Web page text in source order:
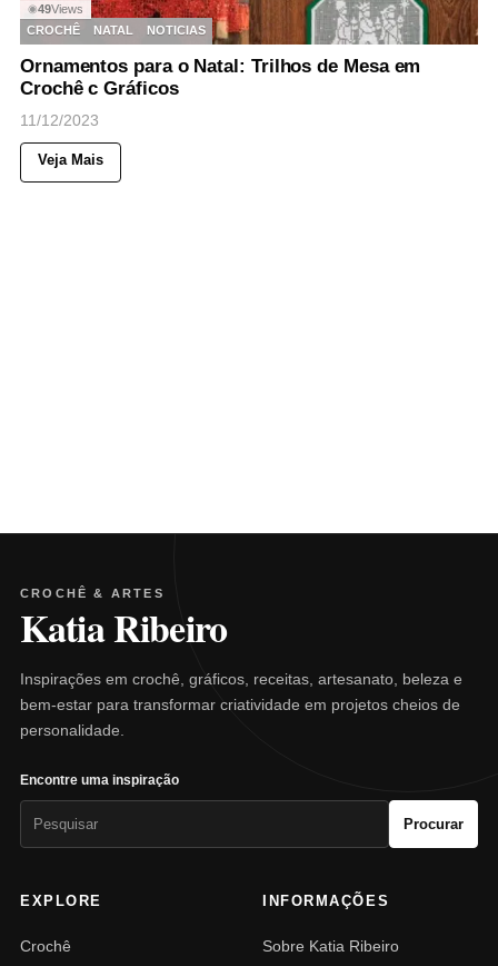
◉49Views
CROCHÊ
NATAL NOTICIAS
Ornamentos para o Natal: Trilhos de Mesa em
Crochê c Gráficos
11/12/2023
Veja Mais
CROCHÊ & ARTES
Katia Ribeiro
Inspirações em crochê, gráficos, receitas, artesanato, beleza e
bem-estar para transformar criatividade em projetos cheios de
personalidade.
Encontre uma inspiração
Procurar
EXPLORE
Crochê
INFORMAÇÕES
Sobre Katia Ribeiro